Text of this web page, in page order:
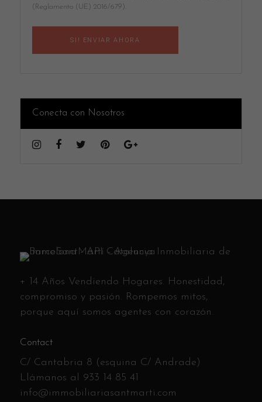
(Reglamento (UE) 2016/679).
Conecta con Nosotros
+ 14 Años Vendiendo Hogares. Honestidad,
compromiso y pasión. Rompemos mitos,
porque aquí somos agentes con corazón.
Contact
C/ Cantabria 8 (esquina C/ Andrade)
Llámanos al 933 14 85 41
info@immobiliariasantmarti.com